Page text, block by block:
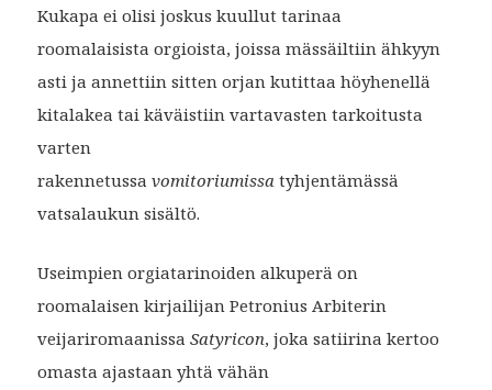
Kukapa ei olisi joskus kuullut tarinaa
roomalaisista orgioista, joissa mässäiltiin ähkyyn
asti ja annettiin sitten orjan kutittaa höyhenellä
kitalakea tai käväistiin vartavasten tarkoitusta
varten
rakennetussavomitoriumissa tyhjentämässä
vatsalaukun sisältö.
Useimpien orgiatarinoiden alkuperä on
roomalaisen kirjailijan Petronius Arbiterin
veijariromaanissaSatyricon, joka satiirina kertoo
omasta ajastaan yhtä vähän